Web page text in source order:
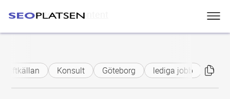
Skip to main content
Konsult Göteborg lediga jobb